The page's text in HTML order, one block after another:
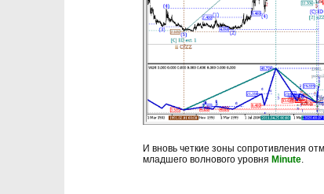
И вновь четкие зоны сопротивления
младшего волнового уровня Minute.